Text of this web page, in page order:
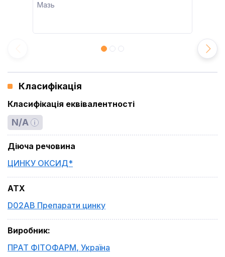
Мазь
Класифікація
Класифікація еквівалентності
N/A
Діюча речовина
ЦИНКУ ОКСИД*
ATX
D02AB Препарати цинку
Виробник:
ПРАТ ФІТОФАРМ, Україна